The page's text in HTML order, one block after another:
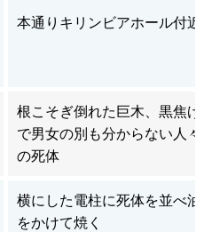
本通りキリンビアホール付近
根こそぎ倒れた巨木、黒焦げ
で男女の別も分からない人々
の死体
横にした電柱に死体を並べ油
をかけて焼く